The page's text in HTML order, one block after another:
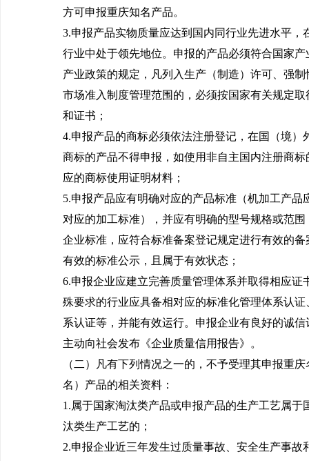
方可申报重庆知名产品。
3.申报产品实物质量应达到国内同行业先进水平，
行业中处于领先地位。申报的产品必须符合国家产
产业政策的规定，凡列入生产（制造）许可、强
市场准入制度管理范围的，必须按国家有关规定取
和证书；
4.申报产品的商标必须依法注册登记，在国（境）
商标的产品不得申报，如使用非自主国内注册商标
应的商标使用证明材料；
5.申报产品应有明确对应的产品标准（机加工产品
对应的加工标准），并应有明确的型号规格或范
企业标准，应符合标准备案登记规定进行有效的备
有效的标准公示，且属于有效状态；
6.申报企业应建立完善质量管理体系并取得相应证
殊要求的行业应具备相对应的标准化管理体系认证
系认证等，并能有效运行。申报企业有良好的诚
主动向社会发布《企业质量信用报告》。
（二）凡有下列情况之一的，不予受理其申报重
名）产品的相关资料：
1.属于国家淘汰类产品或申报产品的生产工艺属于
汰类生产工艺的；
2.申报企业近三年发生过质量事故、安全生产事故